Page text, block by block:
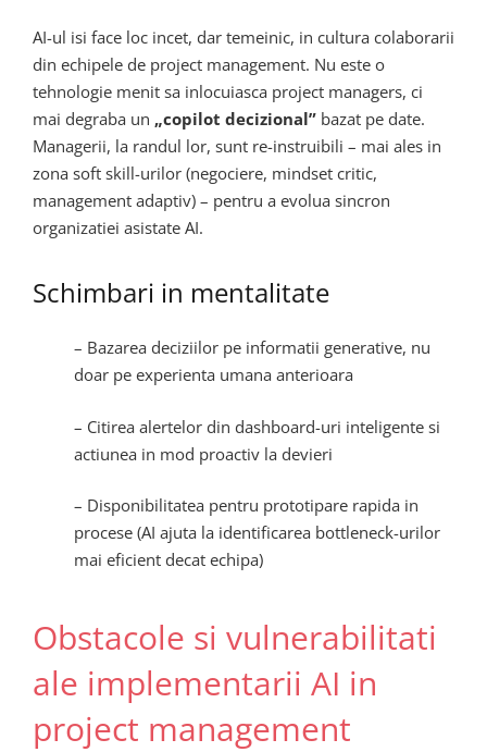
AI-ul isi face loc incet, dar temeinic, in cultura colaborarii
din echipele de project management. Nu este o
tehnologie menit sa inlocuiasca project managers, ci
mai degraba un „copilot decizional” bazat pe date.
Managerii, la randul lor, sunt re-instruibili – mai ales in
zona soft skill-urilor (negociere, mindset critic,
management adaptiv) – pentru a evolua sincron
organizatiei asistate AI.
Schimbari in mentalitate
– Bazarea deciziilor pe informatii generative, nu
doar pe experienta umana anterioara
– Citirea alertelor din dashboard-uri inteligente si
actiunea in mod proactiv la devieri
– Disponibilitatea pentru prototipare rapida in
procese (AI ajuta la identificarea bottleneck-urilor
mai eficient decat echipa)
Obstacole si vulnerabilitati
ale implementarii AI in
project management